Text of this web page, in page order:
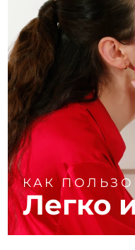
КАК
Легко